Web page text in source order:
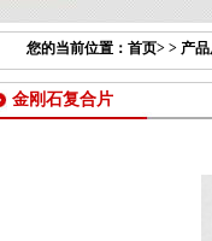
您的当前位置： 首页> > 产
金刚石复合片